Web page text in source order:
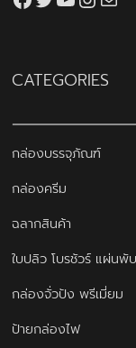
CATEGORIES
กล่องบรรจุภัณฑ์
กล่องครีม
ฉลากสินค้า
ใบปลิว โบรชัวร์ แผ่นพับ
กล่องจั่วปัง พรีเมี่ยม
ป้ายกล่องไฟ